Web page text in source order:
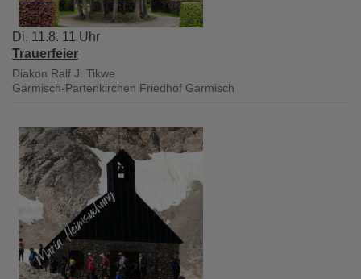
Di, 11.8. 11 Uhr
Trauerfeier
Diakon Ralf J. Tikwe
Garmisch-Partenkirchen Friedhof Garmisch